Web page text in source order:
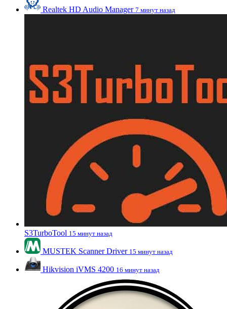
Realtek HD Audio Manager 7 минут назад
S3TurboTool 15 минут назад
MUSTEK Scanner Driver 15 минут назад
Hikvision iVMS 4200 16 минут назад